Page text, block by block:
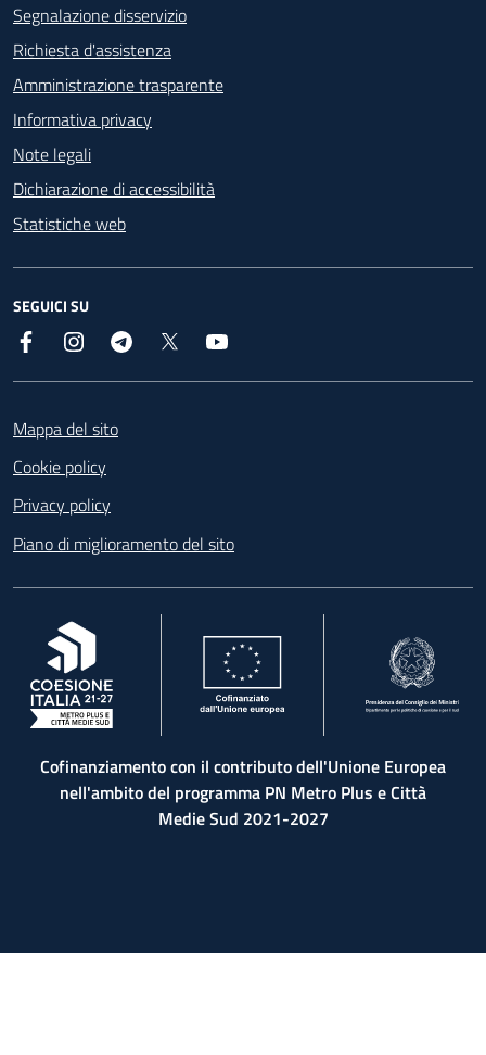
Segnalazione disservizio
Richiesta d'assistenza
Amministrazione trasparente
Informativa privacy
Note legali
Dichiarazione di accessibilità
Statistiche web
SEGUICI SU
Facebook InstagramTelegram
Mappa del sito
Cookie policy
Privacy policy
Piano di miglioramento del sito
, apre in una nuova scheda
Cofinanziamento con il contributo dell'Unione Europea
nell'ambito del programma PN Metro Plus e Città
Medie Sud 2021-2027